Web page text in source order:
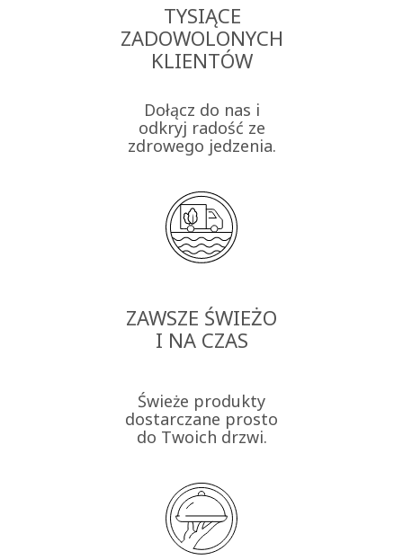
TYSIĄCE
ZADOWOLONYCH
KLIENTÓW
Dołącz do nas i
odkryj radość ze
zdrowego jedzenia.
ZAWSZE ŚWIEŻO
I NA CZAS
Świeże produkty
dostarczane prosto
do Twoich drzwi.